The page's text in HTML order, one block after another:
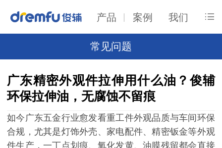
产品 案例 我们
常见问题
广东精密外观件拉伸用什么油？俊辅
环保拉伸油，无腐蚀不留痕
如今广东五金行业愈发看重工件外观品质与车间环保
合规，尤其是灯饰外壳、家电配件、精密钣金等外观
件生产，一丁点划痕、氧化发黄、油膜残留都会直接